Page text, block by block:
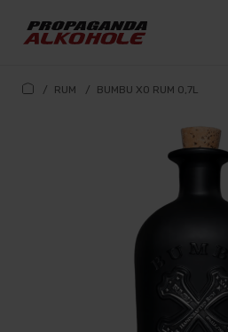
/ RUM / BUMBU XO RUM 0,7L